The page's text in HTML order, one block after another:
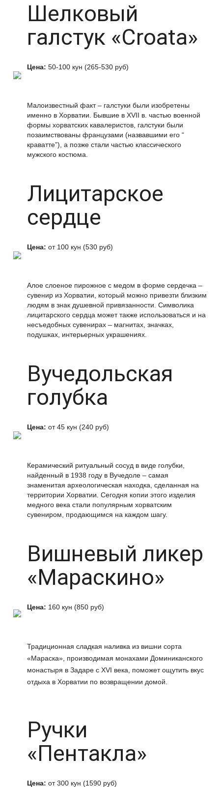
Шелковый
галстук «Croata»
Цена: 50-100 кун (265-530 руб)
Малоизвестный факт – галстуки были изобретены
именно в Хорватии. Бывшие в XVII в. частью военной
формы хорватских кавалеристов, галстуки были
позаимствованы французами (назвавшими его “
краватте”), а позже стали частью классического
мужского костюма.
Лицитарское
сердце
Цена: от 100 кун (530 руб)
Алое слоеное пирожное с медом в форме сердечка –
сувенир из Хорватии, который можно привезти близким
людям в знак душевной привязанности. Символика
лицитарского сердца может также использоваться и на
несъедобных сувенирах – магнитах, значках,
подушках, интерьерных украшениях.
Вучедольская
голубка
Цена: от 45 кун (240 руб)
Керамический ритуальный сосуд в виде голубки,
найденный в 1938 году в Вучедоле – самая
знаменитая археологическая находка, сделанная на
территории Хорватии. Сегодня копии этого изделия
медного века стали популярным хорватским
сувениром, продающимся на каждом шагу.
Вишневый ликер
«Мараскино»
Цена: 160 кун (850 руб)
Традиционная сладкая наливка из вишни сорта
«Мараска», производимая монахами Доминиканского
монастыря в Задаре с XVI века, поможет ощутить вкус
отдыха в Хорватии по возвращении домой.
Ручки
«Пентакла»
Цена: от 300 кун (1590 руб)